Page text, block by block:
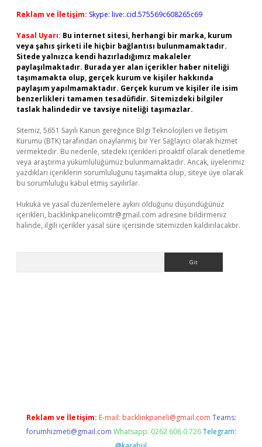
Reklam ve İletişim: Skype: live:.cid.575569c608265c69
Yasal Uyarı: Bu internet sitesi, herhangi bir marka, kurum
veya şahıs şirketi ile hiçbir bağlantısı bulunmamaktadır.
Sitede yalnızca kendi hazırladığımız makaleler
paylaşılmaktadır. Burada yer alan içerikler haber niteliği
taşımamakta olup, gerçek kurum ve kişiler hakkında
paylaşım yapılmamaktadır. Gerçek kurum ve kişiler ile isim
benzerlikleri tamamen tesadüfidir. Sitemizdeki bilgiler
taslak halindedir ve tavsiye niteliği taşımazlar.
Sitemiz, 5651 Sayılı Kanun gereğince Bilgi Teknolojileri ve İletişim
Kurumu (BTK) tarafından onaylanmış bir Yer Sağlayıcı olarak hizmet
vermektedir. Bu nedenle, sitedeki içerikleri proaktif olarak denetleme
veya araştırma yükümlülüğümüz bulunmamaktadır. Ancak, üyelerimiz
yazdıkları içeriklerin sorumluluğunu taşımakta olup, siteye üye olarak
bu sorumluluğu kabul etmiş sayılırlar.
Hukuka ve yasal düzenlemelere aykırı olduğunu düşündüğünüz
içerikleri, backlinkpanelicomtr@gmail.com adresine bildirmeniz
halinde, ilgili içerikler yasal süre içerisinde sitemizden kaldırılacaktır.
Reklam ve İletişim: E-mail: backlinkpaneli@gmail.com Teams:
forumhizmeti@gmail.com Whatsapp: 0262 606 0 726 Telegram: